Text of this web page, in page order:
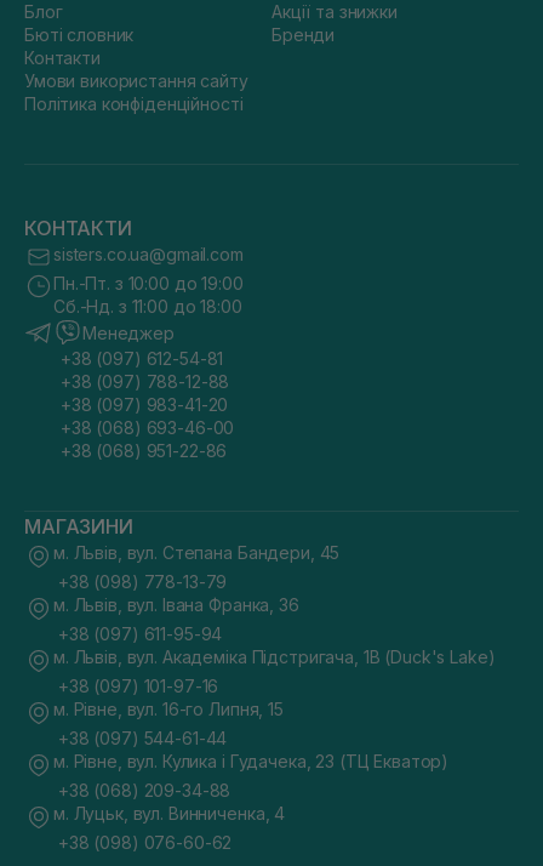
Блог
Бюті словник
Контакти
Умови використання сайту
Політика конфіденційності
Акції та знижки
Бренди
КОНТАКТИ
sisters.co.ua@gmail.com
Пн.-Пт. з 10:00 до 19:00
Сб.-Нд. з 11:00 до 18:00
Менеджер
+38 (097) 612-54-81
+38 (097) 788-12-88
+38 (097) 983-41-20
+38 (068) 693-46-00
+38 (068) 951-22-86
МАГАЗИНИ
м. Львів, вул. Степана Бандери, 45
+38 (098) 778-13-79
м. Львів, вул. Івана Франка, 36
+38 (097) 611-95-94
м. Львів, вул. Академіка Підстригача, 1В (Duck's Lake)
+38 (097) 101-97-16
м. Рівне, вул. 16-го Липня, 15
+38 (097) 544-61-44
м. Рівне, вул. Кулика і Гудачека, 23 (ТЦ Екватор)
+38 (068) 209-34-88
м. Луцьк, вул. Винниченка, 4
+38 (098) 076-60-62